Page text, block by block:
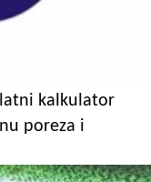
kalkulator
poreza i